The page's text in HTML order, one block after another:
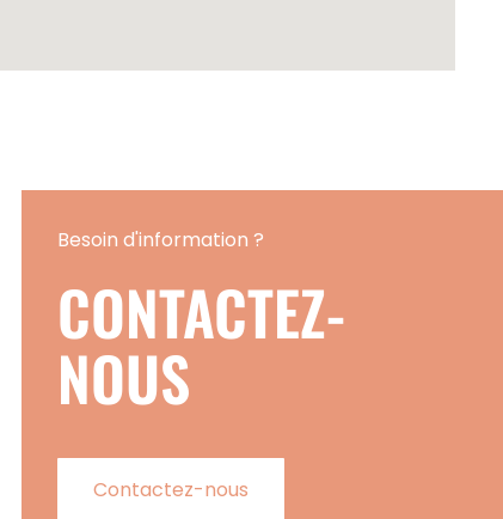
Besoin d'information ?
CONTACTEZ-
NOUS
Contactez-nous